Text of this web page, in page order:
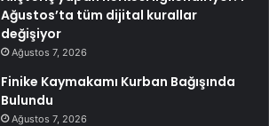
Ağustos’ta tüm dijital kurallar
değişiyor
Ağustos 7, 2026
Finike Kaymakamı Kurban Bağışında
Bulundu
Ağustos 7, 2026